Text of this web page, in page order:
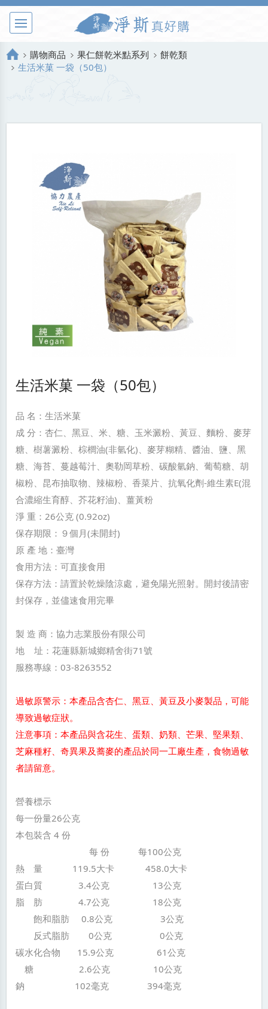
購物商品 果仁餅乾米點系列
餅乾類
生活米菓 一袋（50包）
生活米菓 一袋（50包）
品 名：生活米菓
成 分：杏仁、黑豆、米、糖、玉米澱粉、黃豆、麵粉、麥芽
糖、樹薯澱粉、棕櫚油(非氫化)、麥芽糊精、醬油、鹽、黑
糖、海苔、蔓越莓汁、奧勒岡草粉、碳酸氫鈉、葡萄糖、胡
椒粉、昆布抽取物、辣椒粉、香菜片、抗氧化劑-維生素E(混
合濃縮生育醇、芥花籽油)、薑黃粉
淨 重：26公克 (0.92oz)
保存期限：９個月(未開封)
原 產 地：臺灣
食用方法：可直接食用
保存方法：請置於乾燥陰涼處，避免陽光照射。開封後請密
封保存，並儘速食用完畢
製 造 商：協力志業股份有限公司
地 址：花蓮縣新城鄉精舍街71號
服務專線：03-8263552
過敏原警示：本產品含杏仁、黑豆、黃豆及小麥製品，可能
導致過敏症狀。
注意事項：本產品與含花生、蛋類、奶類、芒果、堅果類、
芝麻種籽、奇異果及蕎麥的產品於同一工廠生產，食物過敏
者請留意。
營養標示
每一份量26公克
本包裝含 4 份
每 份 每100公克
熱 量 119.5大卡 458.0大卡
蛋白質 3.4公克 13公克
脂 肪 4.7公克 18公克
飽和脂肪 0.8公克 3公克
反式脂肪 0公克 0公克
碳水化合物 15.9公克 61公克
糖 2.6公克 10公克
鈉 102毫克 394毫克